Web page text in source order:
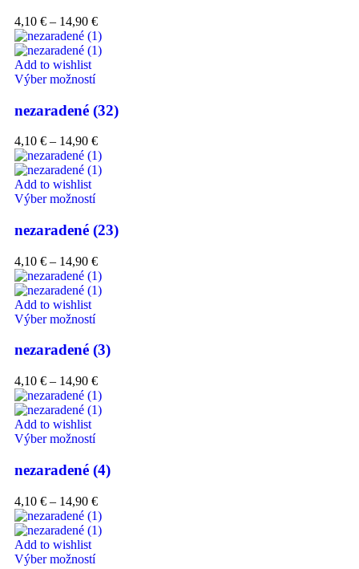
4,10 € – 14,90 €
Add to wishlist
Výber možností
nezaradené (32)
4,10 € – 14,90 €
Add to wishlist
Výber možností
nezaradené (23)
4,10 € – 14,90 €
Add to wishlist
Výber možností
nezaradené (3)
4,10 € – 14,90 €
Add to wishlist
Výber možností
nezaradené (4)
4,10 € – 14,90 €
Add to wishlist
Výber možností